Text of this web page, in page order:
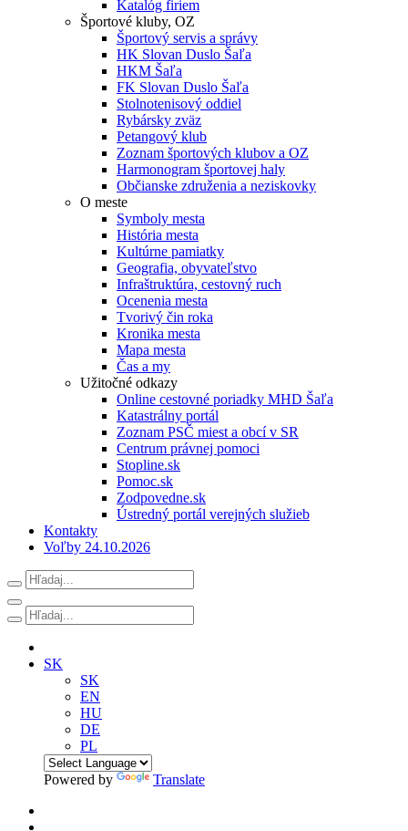
Katalóg firiem
Športové kluby, OZ
Športový servis a správy
HK Slovan Duslo Šaľa
HKM Šaľa
FK Slovan Duslo Šaľa
Stolnotenisový oddiel
Rybársky zväz
Petangový klub
Zoznam športových klubov a OZ
Harmonogram športovej haly
Občianske združenia a neziskovky
O meste
Symboly mesta
História mesta
Kultúrne pamiatky
Geografia, obyvateľstvo
Infraštruktúra, cestovný ruch
Ocenenia mesta
Tvorivý čin roka
Kronika mesta
Mapa mesta
Čas a my
Užitočné odkazy
Online cestovné poriadky MHD Šaľa
Katastrálny portál
Zoznam PSČ miest a obcí v SR
Centrum právnej pomoci
Stopline.sk
Pomoc.sk
Zodpovedne.sk
Ústredný portál verejných služieb
Kontakty
Voľby 24.10.2026
SK
SK
EN
HU
DE
PL
Powered by Translate